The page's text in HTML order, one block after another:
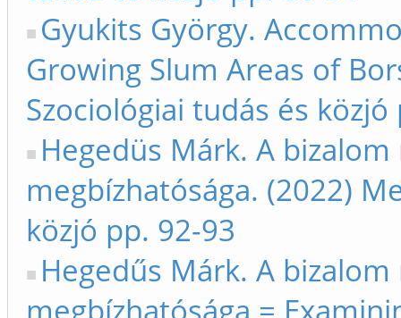
Gyukits György.
Growing Slum Areas of
Szociológiai tudás és közjó
Hegedüs Márk. A
megbízhatósága. (2022)
közjó pp. 92-93
Hegedűs Márk. A